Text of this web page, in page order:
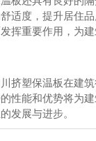
适度，提升居住
挥重要作用，为
挤塑保温板在建
性能和优势将为
发展与进步。